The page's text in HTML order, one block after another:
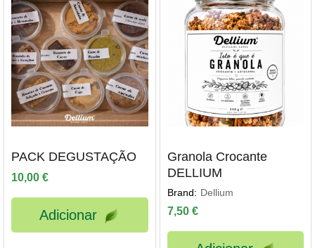
PACK DEGUSTAÇÃO
10,00 €
Adicionar
Granola Crocante
DELLIUM
Brand: Dellium
7,50 €